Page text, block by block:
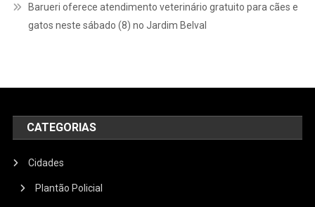
Barueri oferece atendimento veterinário gratuito para cães e
gatos neste sábado (8) no Jardim Belval
CATEGORIAS
Cidades
Plantão Policial